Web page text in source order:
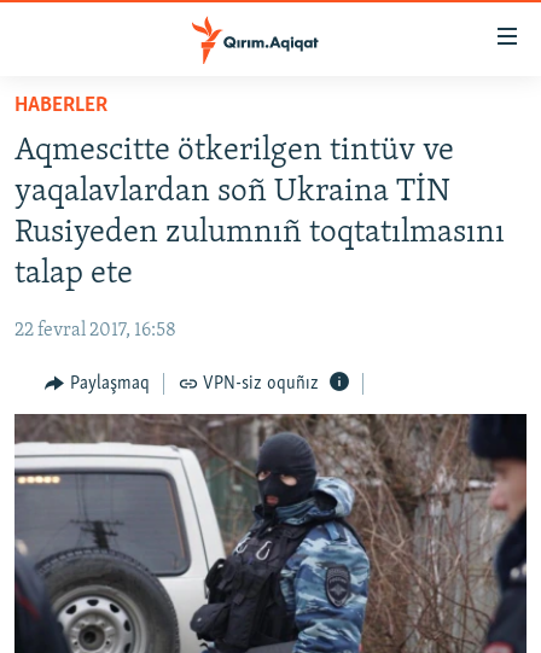
Esas
qaytmaq
Baş
navigatsiyağa
qaytmaq
Qıdıruvğa
SİYASET
İQTİSADİYAT
CEMİYET
İNSAN AQLARI
VİDEO
SÜRET
BLOGLAR
Русский
Українською
HABERLER
Aqmescitte ötkerilgen tintüv ve
yaqalavlardan soñ Ukraina TİN
Rusiyeden zulumnıñ toqtatılmasını
talap ete
22 fevral 2017, 16:58
Paylaşmaq VPN-siz oquñız